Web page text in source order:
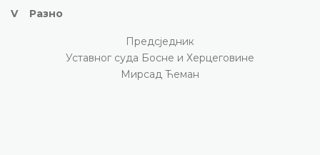
V Разно
Предсједник
Уставног суда Босне и Херцеговине
Мирсад Ћеман